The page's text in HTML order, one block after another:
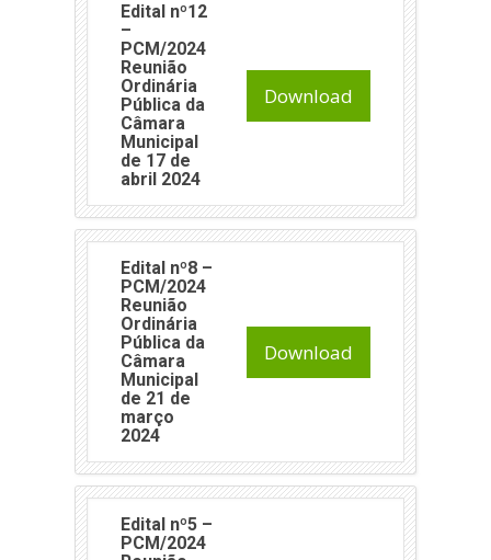
Edital nº12
–
PCM/2024
Reunião
Ordinária
Pública da
Câmara
Municipal
de 17 de
abril 2024
Download
Edital nº8 –
PCM/2024
Reunião
Ordinária
Pública da
Câmara
Municipal
de 21 de
março
2024
Download
Edital nº5 –
PCM/2024